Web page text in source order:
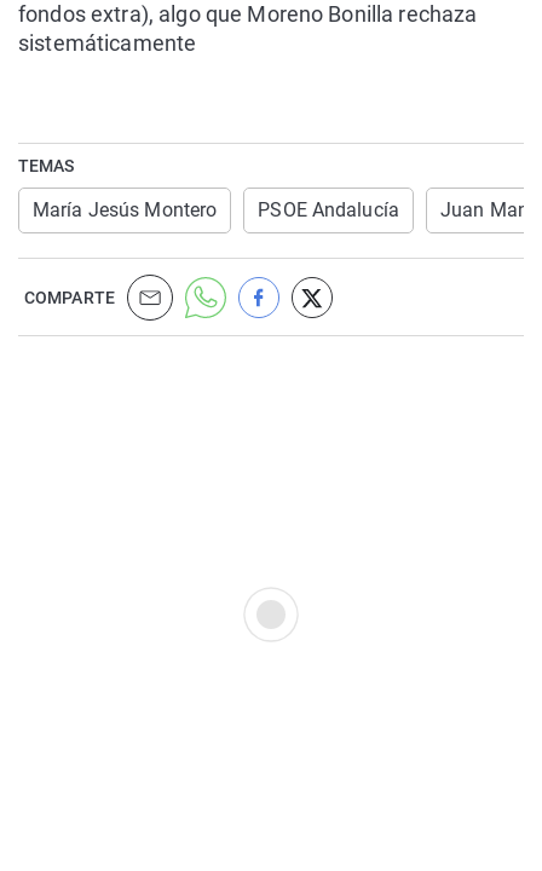
fondos extra), algo que Moreno Bonilla rechaza
sistemáticamente
TEMAS
María Jesús Montero PSOE Andalucía Juan
COMPARTE